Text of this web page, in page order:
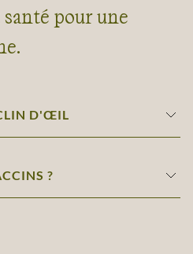
pour une
D'ŒIL
?